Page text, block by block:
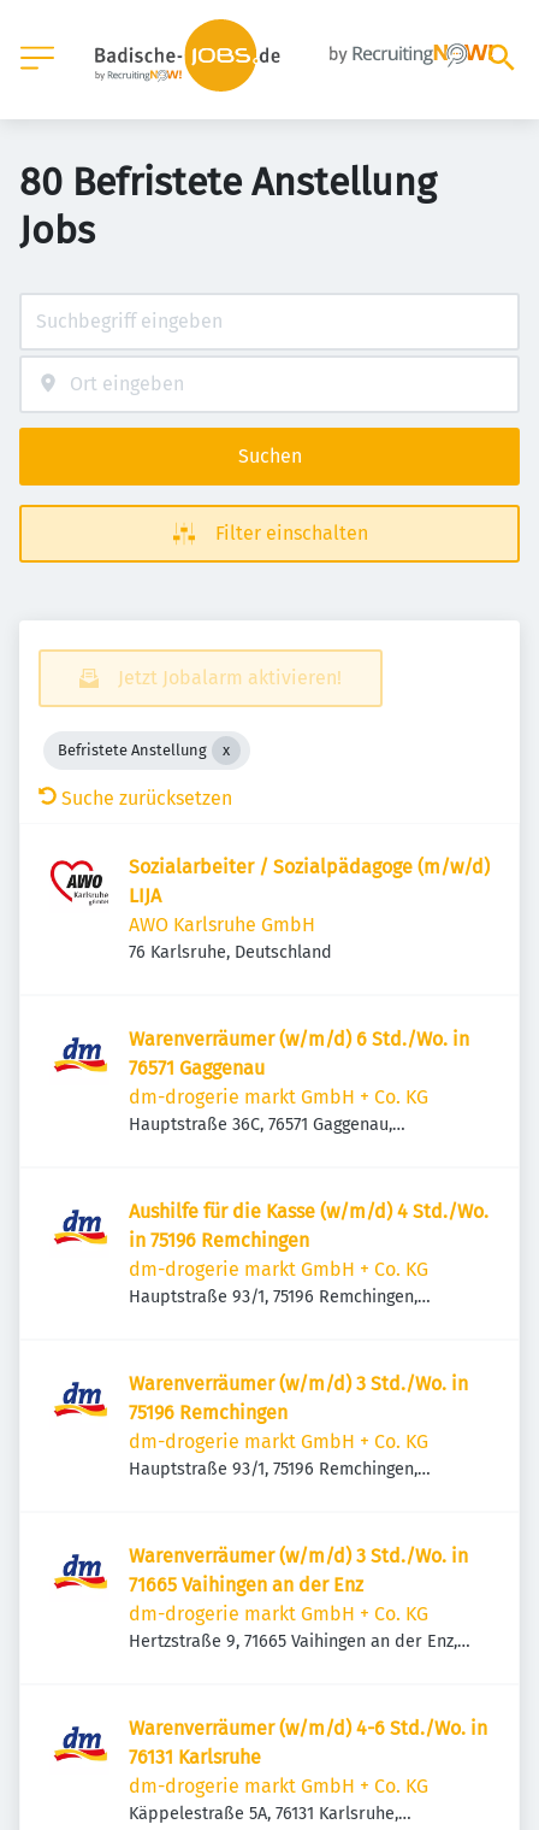
80 Befristete Anstellung
Jobs
Suchen
Filter einschalten
Jetzt Jobalarm aktivieren!
Befristete Anstellung
Suche zurücksetzen
Sozialarbeiter / Sozialpädagoge (m/w/d)
LIJA
AWO Karlsruhe GmbH
76 Karlsruhe, Deutschland
Warenverräumer (w/m/d) 6 Std./Wo. in
76571 Gaggenau
dm-drogerie markt GmbH + Co. KG
Hauptstraße 36C, 76571 Gaggenau,
Aushilfe für die Kasse (w/m/d) 4 Std./Wo.
in 75196 Remchingen
dm-drogerie markt GmbH + Co. KG
Hauptstraße 93/1, 75196 Remchingen,
Warenverräumer (w/m/d) 3 Std./Wo. in
75196 Remchingen
dm-drogerie markt GmbH + Co. KG
Hauptstraße 93/1, 75196 Remchingen,
Warenverräumer (w/m/d) 3 Std./Wo. in
71665 Vaihingen an der Enz
dm-drogerie markt GmbH + Co. KG
Hertzstraße 9, 71665 Vaihingen an der Enz,
Warenverräumer (w/m/d) 4-6 Std./Wo. in
76131 Karlsruhe
dm-drogerie markt GmbH + Co. KG
Käppelestraße 5A, 76131 Karlsruhe,